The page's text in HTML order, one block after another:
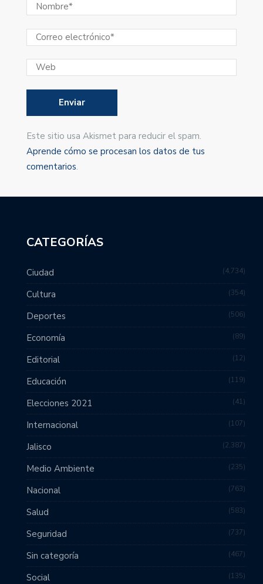
Este sitio usa Akismet para reducir el spam.
Aprende cómo se procesan los datos de tus
comentarios.
CATEGORÍAS
Ciudad 4,734
Cultura 354
Deportes 506
Economía 89
Editorial 12
Educación 119
Elecciones 2021 41
Internacional 107
Jalisco 2,387
Medio Ambiente 235
Nacional 763
Salud 583
Seguridad 737
Sin categoría 467
Social 135